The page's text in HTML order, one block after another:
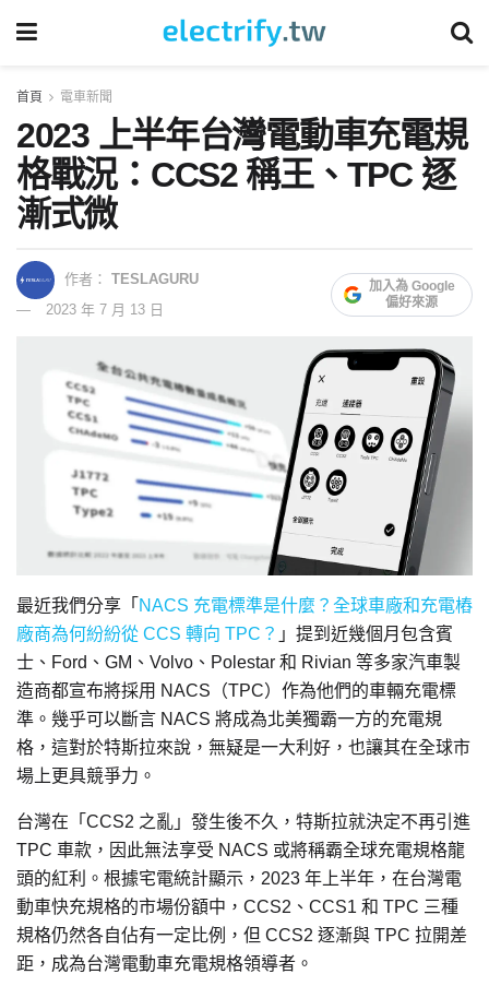
首頁 電車新聞
2023 上半年台灣電動車充電規
格戰況：CCS2 稱王、TPC 逐
漸式微
作者： TESLAGURU
2023 年 7 月 13 日
加入為 Google
偏好來源
最近我們分享「 NACS 充電標準是什麼？全球車廠和充電樁
廠商為何紛紛從 CCS 轉向 TPC？ 」提到近幾個月包含賓
士、Ford、GM、Volvo、Polestar 和 Rivian 等多家汽車製
造商都宣布將採用 NACS（TPC）作為他們的車輛充電標
準。幾乎可以斷言 NACS 將成為北美獨霸一方的充電規
格，這對於特斯拉來說，無疑是一大利好，也讓其在全球市
場上更具競爭力。
台灣在「CCS2 之亂」發生後不久，特斯拉就決定不再引進
TPC 車款，因此無法享受 NACS 或將稱霸全球充電規格龍
頭的紅利。根據宅電統計顯示，2023 年上半年，在台灣電
動車快充規格的市場份額中，CCS2、CCS1 和 TPC 三種
規格仍然各自佔有一定比例，但 CCS2 逐漸與 TPC 拉開差
距，成為台灣電動車充電規格領導者。